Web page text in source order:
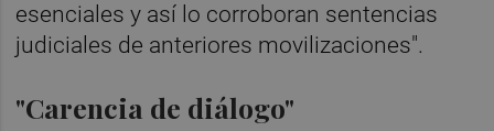
esenciales y así lo corroboran sentencias
judiciales de anteriores movilizaciones".
"Carencia de diálogo"